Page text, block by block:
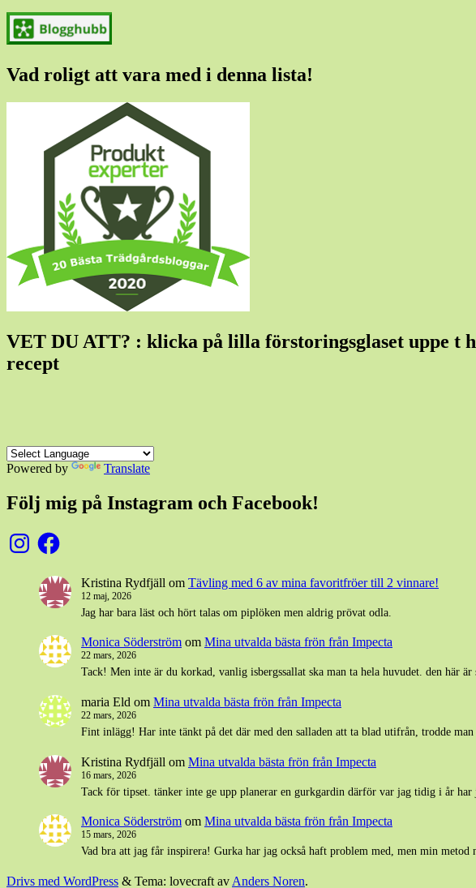
Vad roligt att vara med i denna lista!
VET DU ATT? : klicka på lilla förstoringsglaset uppe t
recept
Powered by Translate
Följ mig på Instagram och Facebook!
InstagramFacebook
Kristina Rydfjäll om Tävling med 6 av mina favoritfröer till 2 vinnare!
12 maj, 2026
Jag har bara läst och hört talas om piplöken men aldrig prövat odla.
Monica Söderström om Mina utvalda bästa frön från Impecta
22 mars, 2026
Tack! Men inte är du korkad, vanlig isbergssallat ska man ta hela huvudet. den här
maria Eld om Mina utvalda bästa frön från Impecta
22 mars, 2026
Fint inlägg! Har inte tänkt på det där med den salladen att ta blad utifrån, trodde
Kristina Rydfjäll om Mina utvalda bästa frön från Impecta
16 mars, 2026
Tack för tipset. tänker inte ge upp planerar en gurkgardin därför var jag tidig i år
Monica Söderström om Mina utvalda bästa frön från Impecta
15 mars, 2026
Vad bra att jag får inspirera! Gurka har jag också haft problem med, men min
Drivs med WordPress & Tema: lovecraft av Anders Noren.